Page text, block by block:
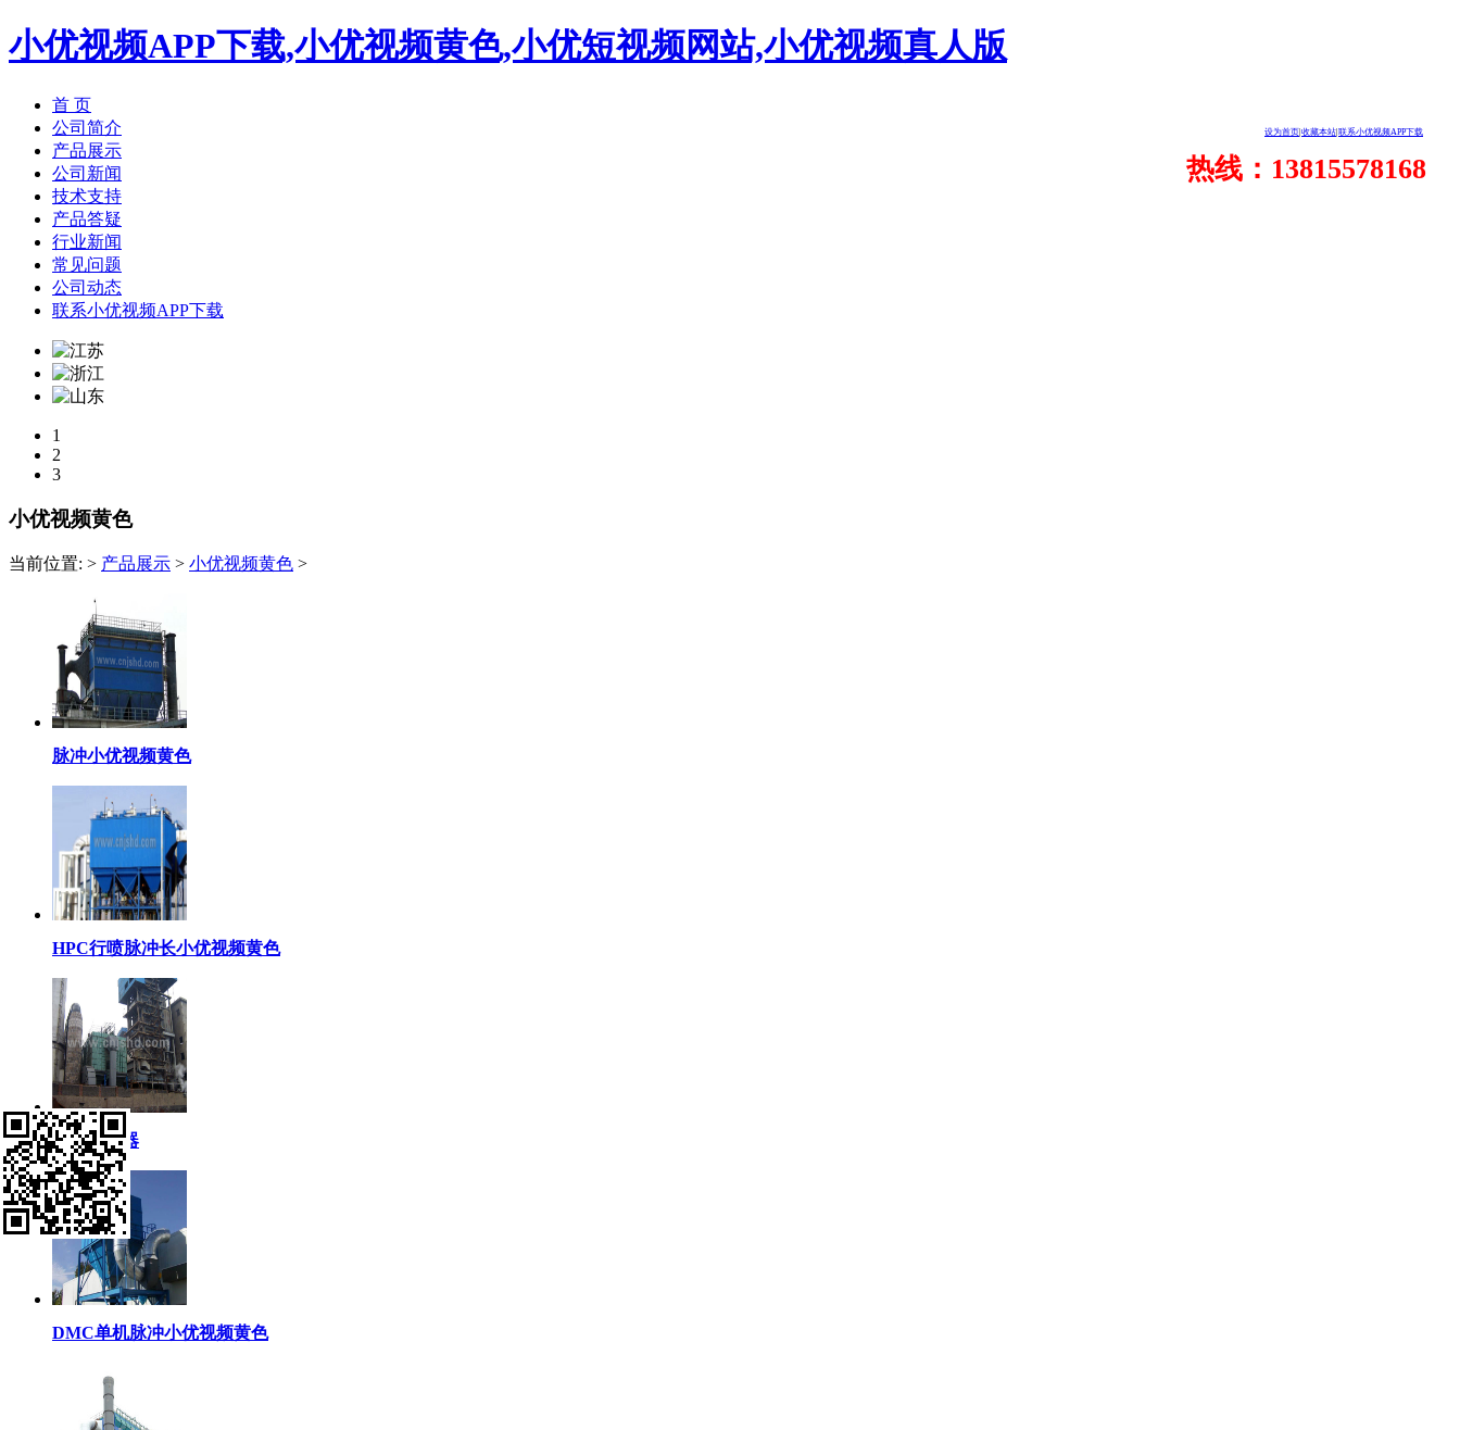
小优视频APP下载,小优视频黄色,小优短视频网站,小优视频真人版
设为首页 收藏本站 联系小优视频APP下载
热线：13815578168
首 页
公司简介
产品展示
公司新闻
技术支持
产品答疑
行业新闻
常见问题
公司动态
联系小优视频APP下载
1
2
3
小优视频黄色
当前位置: > 产品展示 > 小优视频黄色 >
脉冲小优视频黄色
HPC行喷脉冲长小优视频黄色
锅炉除尘器
DMC单机脉冲小优视频黄色